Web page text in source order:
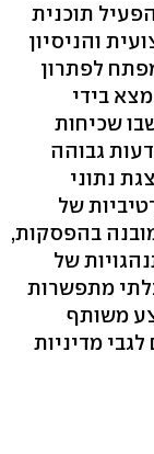
תוכנית
והניסיון
לפתרון
בידי
שכיחות
גבוהה
נתוני
של
בהפסקות,
של
מתפשרות
משותף
מדיניות